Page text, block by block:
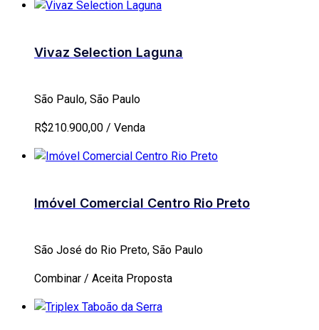
Vivaz Selection Laguna
São Paulo, São Paulo
R$210.900,00 / Venda
Imóvel Comercial Centro Rio Preto
São José do Rio Preto, São Paulo
Combinar / Aceita Proposta